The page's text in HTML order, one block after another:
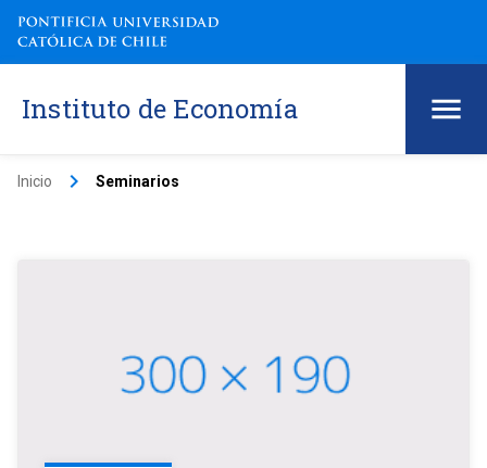
Instituto de Economía
Inicio keyboard_arrow_right Seminarios